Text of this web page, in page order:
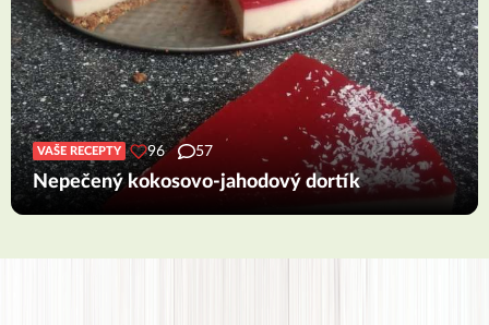
VAŠE RECEPTY 96 57
Nepečený kokosovo-jahodový dortík